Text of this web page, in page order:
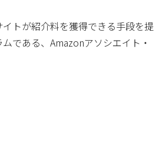
トが紹介料を獲得できる手段を提
である、Amazonアソシエイト・